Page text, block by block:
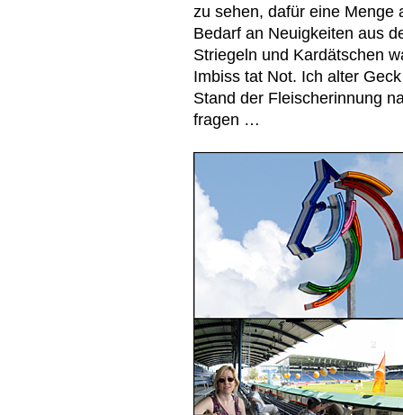
zu sehen, dafür eine Menge
Bedarf an Neuigkeiten aus
Striegeln und Kardätschen
Imbiss tat Not. Ich alter
Stand der Fleischerinnung
fragen …